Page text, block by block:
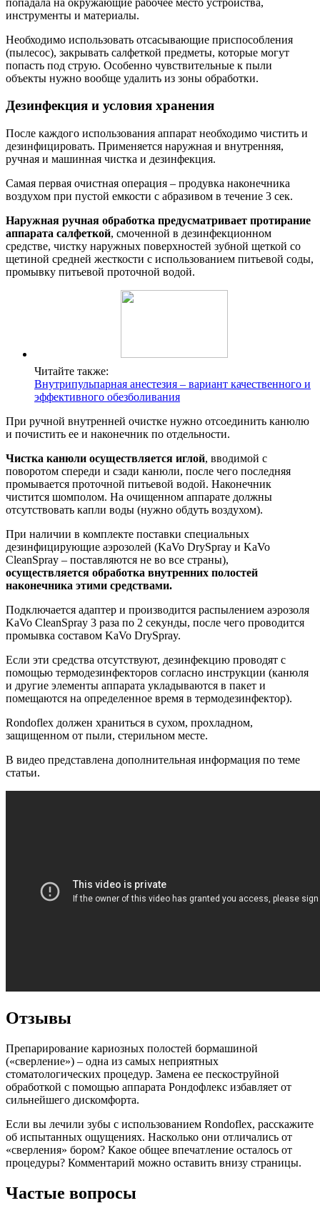
инструменты и материалы.
Необходимо использовать отсасывающие приспособления
(пылесос), закрывать салфеткой предметы, которые могут
попасть под струю. Особенно чувствительные к пыли
объекты нужно вообще удалить из зоны обработки.
Дезинфекция и условия хранения
После каждого использования аппарат необходимо чистить и
дезинфицировать. Применяется наружная и внутренняя,
ручная и машинная чистка и дезинфекция.
Самая первая очистная операция – продувка наконечника
воздухом при пустой емкости с абразивом в течение 3 сек.
Наружная ручная обработка предусматривает протирание
аппарата салфеткой, смоченной в дезинфекционном
средстве, чистку наружных поверхностей зубной щеткой со
щетиной средней жесткости с использованием питьевой соды,
промывку питьевой проточной водой.
Читайте также:
Внутрипульпарная анестезия – вариант качественного и
эффективного обезболивания
При ручной внутренней очистке нужно отсоединить канюлю
и почистить ее и наконечник по отдельности.
Чистка канюли осуществляется иглой, вводимой с
поворотом спереди и сзади канюли, после чего последняя
промывается проточной питьевой водой. Наконечник
чистится шомполом. На очищенном аппарате должны
отсутствовать капли воды (нужно обдуть воздухом).
При наличии в комплекте поставки специальных
дезинфицирующие аэрозолей (KaVo DrySpray и KaVo
CleanSpray – поставляются не во все страны),
осуществляется обработка внутренних полостей
наконечника этими средствами.
Подключается адаптер и производится распылением аэрозоля
KaVo CleanSpray 3 раза по 2 секунды, после чего проводится
промывка составом KaVo DrySpray.
Если эти средства отсутствуют, дезинфекцию проводят с
помощью термодезинфекторов согласно инструкции (канюля
и другие элементы аппарата укладываются в пакет и
помещаются на определенное время в термодезинфектор).
Rondoflex должен храниться в сухом, прохладном,
защищенном от пыли, стерильном месте.
В видео представлена дополнительная информация по теме
статьи.
Отзывы
Препарирование кариозных полостей бормашиной
(«сверление») – одна из самых неприятных
стоматологических процедур. Замена ее пескоструйной
обработкой с помощью аппарата Рондофлекс избавляет от
сильнейшего дискомфорта.
Если вы лечили зубы с использованием Rondoflex, расскажите
об испытанных ощущениях. Насколько они отличались от
«сверления» бором? Какое общее впечатление осталось от
процедуры? Комментарий можно оставить внизу страницы.
Частые вопросы